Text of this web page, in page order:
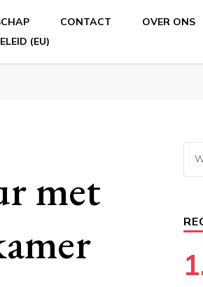
voor
CONTACT
OVER ONS
(EU)
met
Op
zoek